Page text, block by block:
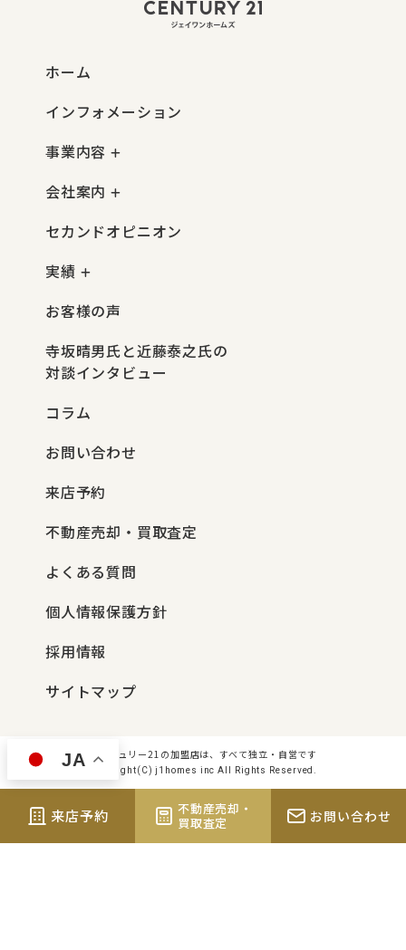
ホーム
インフォメーション
事業内容
会社案内
セカンドオピニオン
実績
お客様の声
寺坂晴男氏と近藤泰之氏の
対談インタビュー
コラム
お問い合わせ
来店予約
不動産売却・買取査定
よくある質問
個人情報保護方針
採用情報
サイトマップ
センチュリー21の加盟店は、すべて独立・自営です
Copyright(C) j1homes inc All Rights Reserved.
来店予約
不動産売却・
買取査定
お問い合わせ
JA